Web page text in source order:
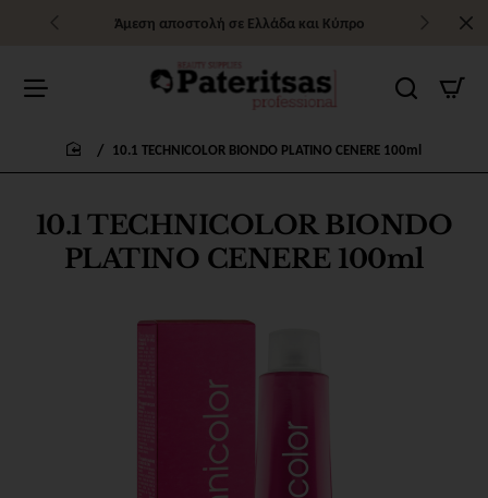
Άμεση αποστολή σε Ελλάδα και Κύπρο
10.1 TECHNICOLOR BIONDO
PLATINO CENERE 100ml
10.1 TECHNICOLOR BIONDO PLATINO CENERE 100ml